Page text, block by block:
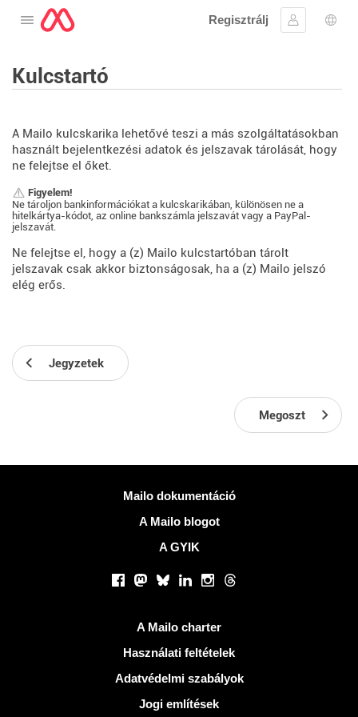
Nyissa meg a menüt
Regisztrálj
Kulcstartó
A Mailo kulcskarika lehetővé teszi a más szolgáltatásokban
használt bejelentkezési adatok és jelszavak tárolását, hogy
ne felejtse el őket.
Figyelem!
Ne tároljon bankinformációkat a kulcskarikában, különösen ne a
hitelkártya-kódot, az online bankszámla jelszavát vagy a PayPal-
jelszavát.
Ne felejtse el, hogy a (z) Mailo kulcstartóban tárolt
jelszavak csak akkor biztonságosak, ha a (z) Mailo jelszó
elég erős.
Jegyzetek
Megoszt
Mailo dokumentáció
A Mailo blogot
A GYIK
Facebook
Mastodon
BlueskyLinkedInInstagram
Threads
A Mailo charter
Használati feltételek
Adatvédelmi szabályok
Jogi említések